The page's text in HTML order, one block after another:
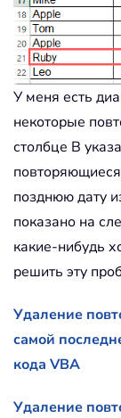
У меня есть
некоторые
столбце B
позднюю дату
показано на
какие-нибудь
решить эту
Удаление
самой
кода VBA
Удаление